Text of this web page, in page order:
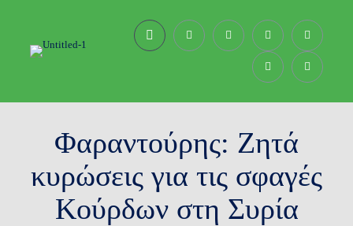
Φαραντούρης: Ζητά
κυρώσεις για τις σφαγές
Κούρδων στη Συρία